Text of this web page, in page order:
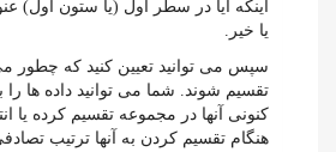
اینکه آیا در سطر اول (یا ستون اول)
یا خیر.
سپس می توانید تعیین کنید که چطور
تقسیم شوند. شما می توانید داده ها
کنونی آنها در مجموعه تقسیم کرده یا
هنگام تقسیم کردن به آنها ترتیب